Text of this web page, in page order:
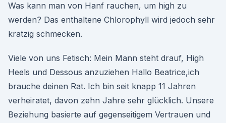
Was kann man von Hanf rauchen, um high zu
werden? Das enthaltene Chlorophyll wird jedoch sehr
kratzig schmecken.
Viele von uns Fetisch: Mein Mann steht drauf, High
Heels und Dessous anzuziehen Hallo Beatrice,ich
brauche deinen Rat. Ich bin seit knapp 11 Jahren
verheiratet, davon zehn Jahre sehr glücklich. Unsere
Beziehung basierte auf gegenseitigem Vertrauen und